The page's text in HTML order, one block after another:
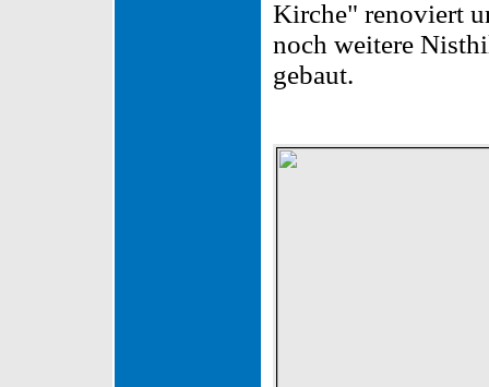
Kirche" renoviert
noch weitere
gebaut.